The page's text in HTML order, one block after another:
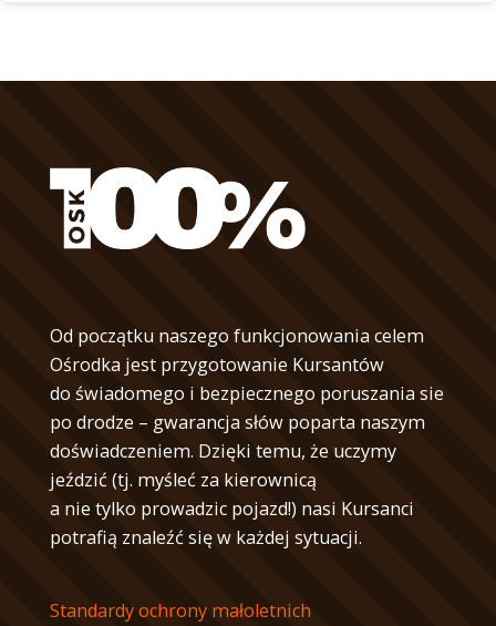
Od początku naszego funkcjonowania celem
Ośrodka jest przygotowanie Kursantów
do świadomego i bezpiecznego poruszania sie
po drodze – gwarancja słów poparta naszym
doświadczeniem. Dzięki temu, że uczymy
jeździć (tj. myśleć za kierownicą
a nie tylko prowadzic pojazd!) nasi Kursanci
potrafią znaleźć się w każdej sytuacji.
Standardy ochrony małoletnich